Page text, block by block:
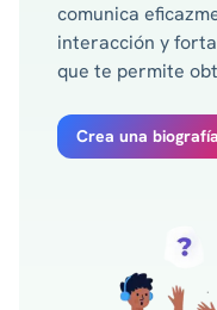
comunica
interacción y
que te permite
Crea una